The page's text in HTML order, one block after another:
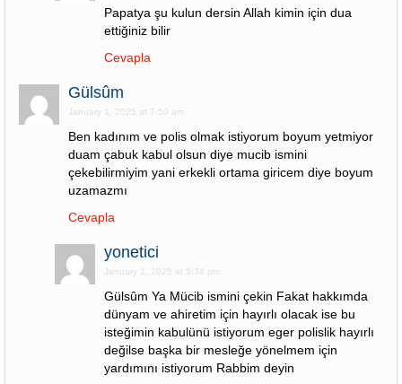
Papatya şu kulun dersin Allah kimin için dua
ettiğiniz bilir
Cevapla
Gülsûm
January 1, 2025 at 7:50 am
Ben kadınım ve polis olmak istiyorum boyum yetmiyor
duam çabuk kabul olsun diye mucib ismini
çekebilirmiyim yani erkekli ortama giricem diye boyum
uzamazmı
Cevapla
yonetici
January 1, 2025 at 5:34 pm
Gülsûm Ya Mücib ismini çekin Fakat hakkımda
dünyam ve ahiretim için hayırlı olacak ise bu
isteğimin kabulünü istiyorum eger polislik hayırlı
değilse başka bir mesleğe yönelmem için
yardımını istiyorum Rabbim deyin